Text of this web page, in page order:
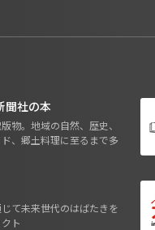
聞社の本
物。地域の自然、歴史、
、郷土料理に至るまで多
て未来世代のはばたきを
ト